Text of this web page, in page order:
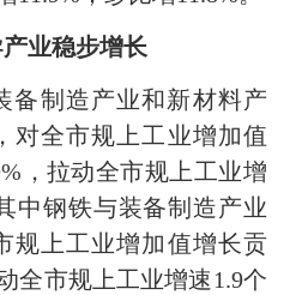
业稳步增长
制造产业和新材料产
对全市规上工业增加值
，拉动全市规上工业增
中钢铁与装备制造产业
规上工业增加值增长贡
全市规上工业增速1.9个